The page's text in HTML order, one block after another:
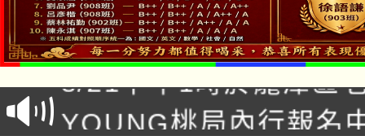
「本色祭」8/29、30在
場熱烈登場!
8/21下午1時於龍潭區
徵才活動。
YOUNG桃局內行報名